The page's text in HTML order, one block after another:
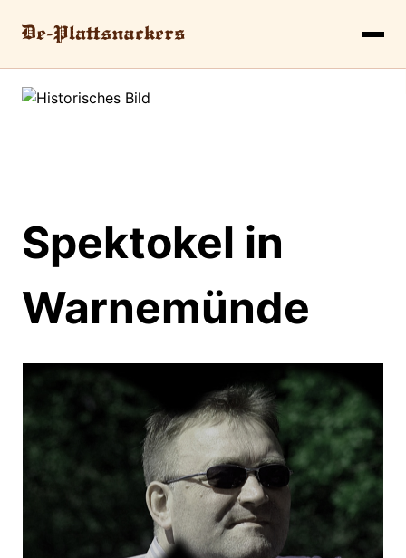
Spektokel in
Warnemünde